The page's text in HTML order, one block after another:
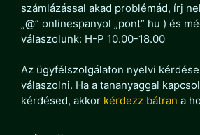
számlázással akad problémád, írj
„@” onlinespanyol „pont” hu ) és
válaszolunk: H-P 10.00-18.00
Az ügyfélszolgálaton nyelvi
válaszolni. Ha a tananyaggal
kérdésed, akkor kérdezz bátran a